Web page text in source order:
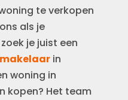
te verkopen
als je
je juist een
in
woning in
kopen? Het team